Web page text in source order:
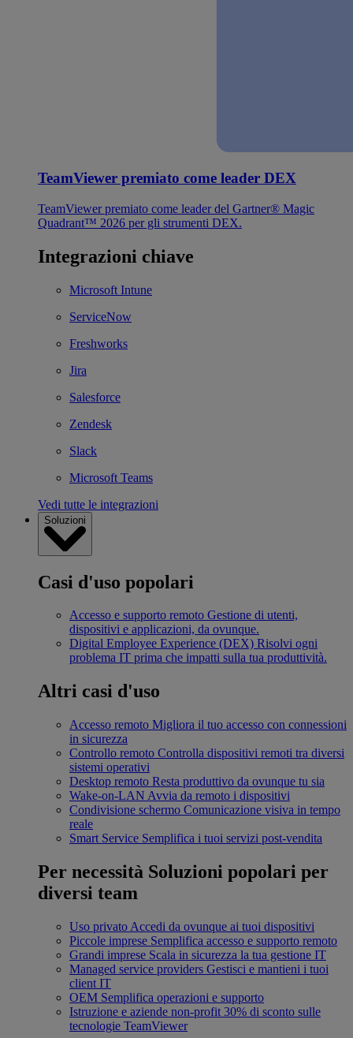
TeamViewer premiato come leader DEX
TeamViewer premiato come leader del Gartner® Magic
Quadrant™ 2026 per gli strumenti DEX.
Integrazioni chiave
Microsoft Intune
ServiceNow
Freshworks
Jira
Salesforce
Zendesk
Slack
Microsoft Teams
Vedi tutte le integrazioni
Soluzioni
Casi d'uso popolari
Accesso e supporto remoto Gestione di utenti,
dispositivi e applicazioni, da ovunque.
Digital Employee Experience (DEX) Risolvi ogni
problema IT prima che impatti sulla tua produttività.
Altri casi d'uso
Accesso remoto Migliora il tuo accesso con connessioni
in sicurezza
Controllo remoto Controlla dispositivi remoti tra diversi
sistemi operativi
Desktop remoto Resta produttivo da ovunque tu sia
Wake-on-LAN Avvia da remoto i dispositivi
Condivisione schermo Comunicazione visiva in tempo
reale
Smart Service Semplifica i tuoi servizi post-vendita
Per necessità Soluzioni popolari per
diversi team
Uso privato Accedi da ovunque ai tuoi dispositivi
Piccole imprese Semplifica accesso e supporto remoto
Grandi imprese Scala in sicurezza la tua gestione IT
Managed service providers Gestisci e mantieni i tuoi
client IT
OEM Semplifica operazioni e supporto
Istruzione e aziende non-profit 30% di sconto sulle
tecnologie TeamViewer